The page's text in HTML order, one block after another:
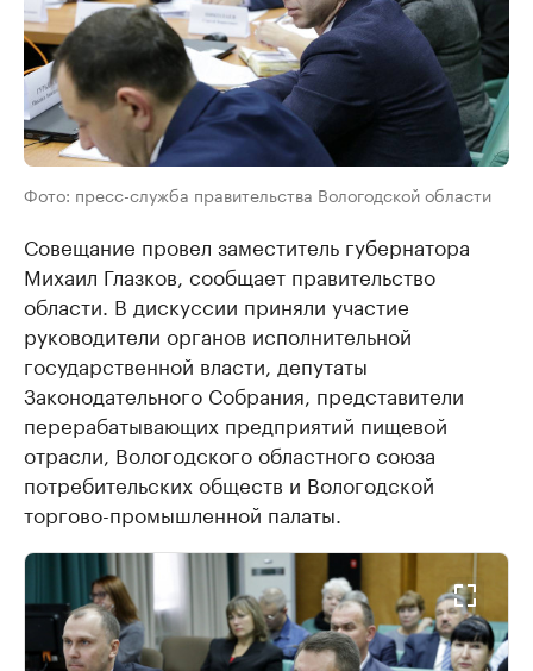
Фото: пресс-служба правительства Вологодской области
Совещание провел заместитель губернатора
Михаил Глазков, сообщает правительство
области. В дискуссии приняли участие
руководители органов исполнительной
государственной власти, депутаты
Законодательного Собрания, представители
перерабатывающих предприятий пищевой
отрасли, Вологодского областного союза
потребительских обществ и Вологодской
торгово-промышленной палаты.